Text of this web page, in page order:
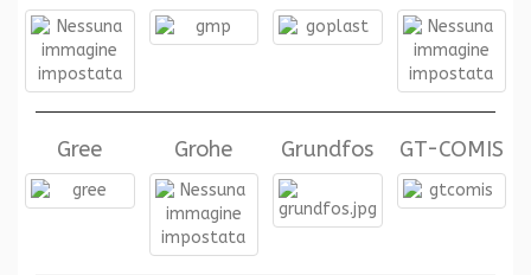
Gree Grohe Grundfos GT-COMIS